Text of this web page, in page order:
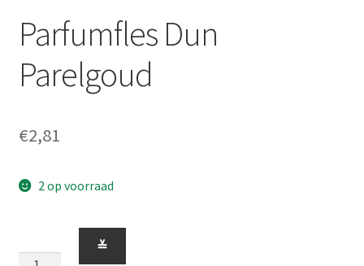
Parfumfles Dun
Parelgoud
€2,81
2 op voorraad
Dun
≚